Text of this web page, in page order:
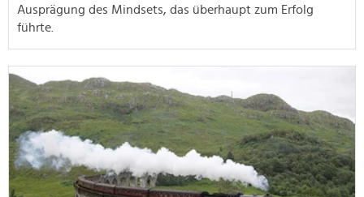
Ausprägung des Mindsets, das überhaupt zum Erfolg
führte.